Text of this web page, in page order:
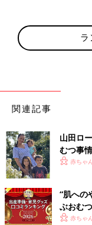
関連記事
山田ロ
むつ事情
赤ちゃ
“肌への
ぶおむ
2026】
赤ちゃ